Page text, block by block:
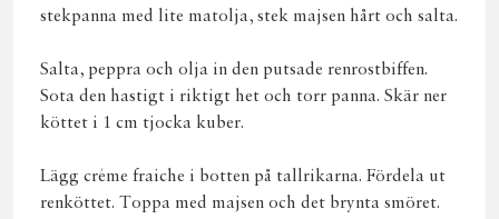
stekpanna med lite matolja, stek majsen hårt och salta.
Salta, peppra och olja in den putsade renrostbiffen.
Sota den hastigt i riktigt het och torr panna. Skär ner
köttet i 1 cm tjocka kuber.
Lägg créme fraiche i botten på tallrikarna. Fördela ut
renköttet. Toppa med majsen och det brynta smöret.